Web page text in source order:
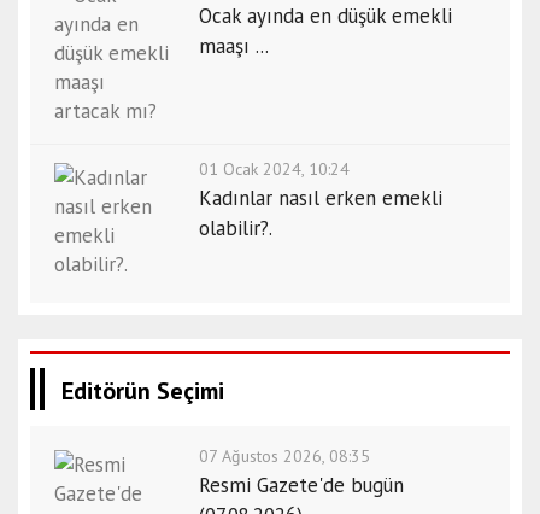
Ocak ayında en düşük emekli
maaşı ...
01 Ocak 2024, 10:24
Kadınlar nasıl erken emekli
olabilir?.
Editörün Seçimi
07 Ağustos 2026, 08:35
Resmi Gazete'de bugün